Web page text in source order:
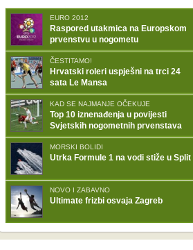
EURO 2012
Raspored utakmica na Europskom
prvenstvu u nogometu
ČESTITAMO!
Hrvatski roleri uspješni na trci 24
sata Le Mansa
KAD SE NAJMANJE OČEKUJE
Top 10 iznenađenja u povijesti
Svjetskih nogometnih prvenstava
MORSKI BOLIDI
Utrka Formule 1 na vodi stiže u Split
NOVO I ZABAVNO
Ultimate frizbi osvaja Zagreb